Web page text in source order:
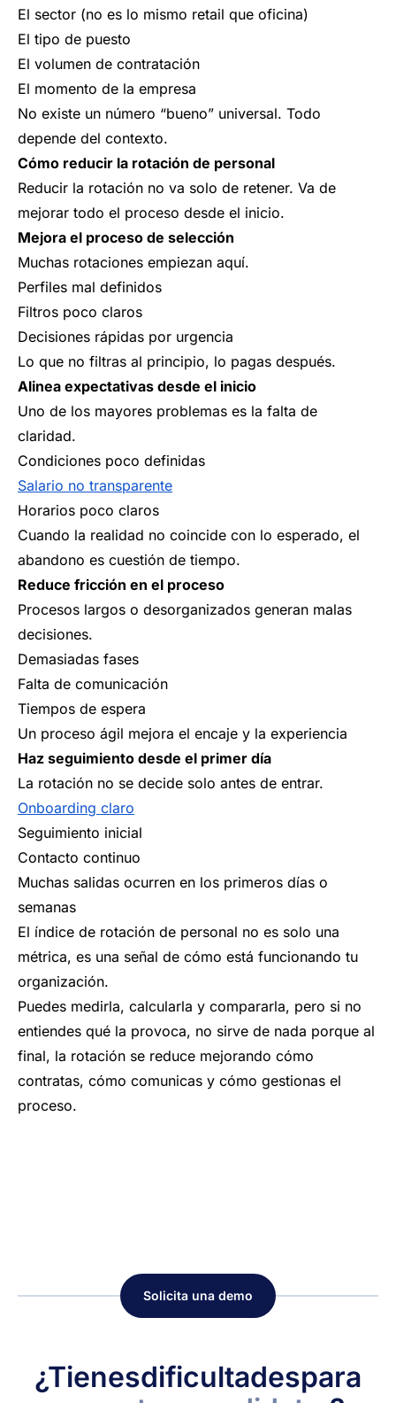
El sector (no es lo mismo retail que oficina)
El tipo de puesto
El volumen de contratación
El momento de la empresa
No existe un número “bueno” universal. Todo
depende del contexto.
Cómo reducir la rotación de personal
Reducir la rotación no va solo de retener. Va de
mejorar todo el proceso desde el inicio.
Mejora el proceso de selección
Muchas rotaciones empiezan aquí.
Perfiles mal definidos
Filtros poco claros
Decisiones rápidas por urgencia
Lo que no filtras al principio, lo pagas después.
Alinea expectativas desde el inicio
Uno de los mayores problemas es la falta de
claridad.
Condiciones poco definidas
Salario no transparente
Horarios poco claros
Cuando la realidad no coincide con lo esperado, el
abandono es cuestión de tiempo.
Reduce fricción en el proceso
Procesos largos o desorganizados generan malas
decisiones.
Demasiadas fases
Falta de comunicación
Tiempos de espera
Un proceso ágil mejora el encaje y la experiencia
Haz seguimiento desde el primer día
La rotación no se decide solo antes de entrar.
Onboarding claro
Seguimiento inicial
Contacto continuo
Muchas salidas ocurren en los primeros días o
semanas
El índice de rotación de personal no es solo una
métrica, es una señal de cómo está funcionando tu
organización.
Puedes medirla, calcularla y compararla, pero si no
entiendes qué la provoca, no sirve de nada porque al
final, la rotación se reduce mejorando cómo
contratas, cómo comunicas y cómo gestionas el
proceso.
Solicita una demo
¿Tienesdificultadespara